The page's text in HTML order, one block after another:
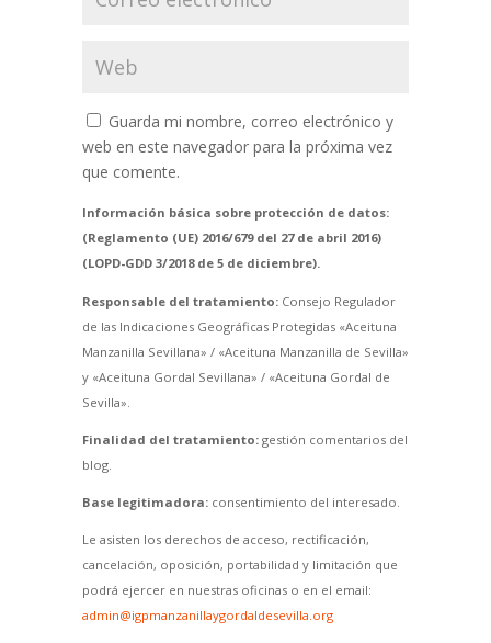
Guarda mi nombre, correo electrónico y
web en este navegador para la próxima vez
que comente.
Información básica sobre protección de datos:
(Reglamento (UE) 2016/679 del 27 de abril 2016)
(LOPD-GDD 3/2018 de 5 de diciembre).
Responsable del tratamiento:Consejo Regulador
de las Indicaciones Geográficas Protegidas «Aceituna
Manzanilla Sevillana» / «Aceituna Manzanilla de Sevilla»
y «Aceituna Gordal Sevillana» / «Aceituna Gordal de
Sevilla».
Finalidad del tratamiento:gestión comentarios del
blog.
Base legitimadora:consentimiento del interesado.
Le asisten los derechos de acceso, rectificación,
cancelación, oposición, portabilidad y limitación que
podrá ejercer en nuestras oficinas o en el email:
admin@igpmanzanillaygordaldesevilla.org